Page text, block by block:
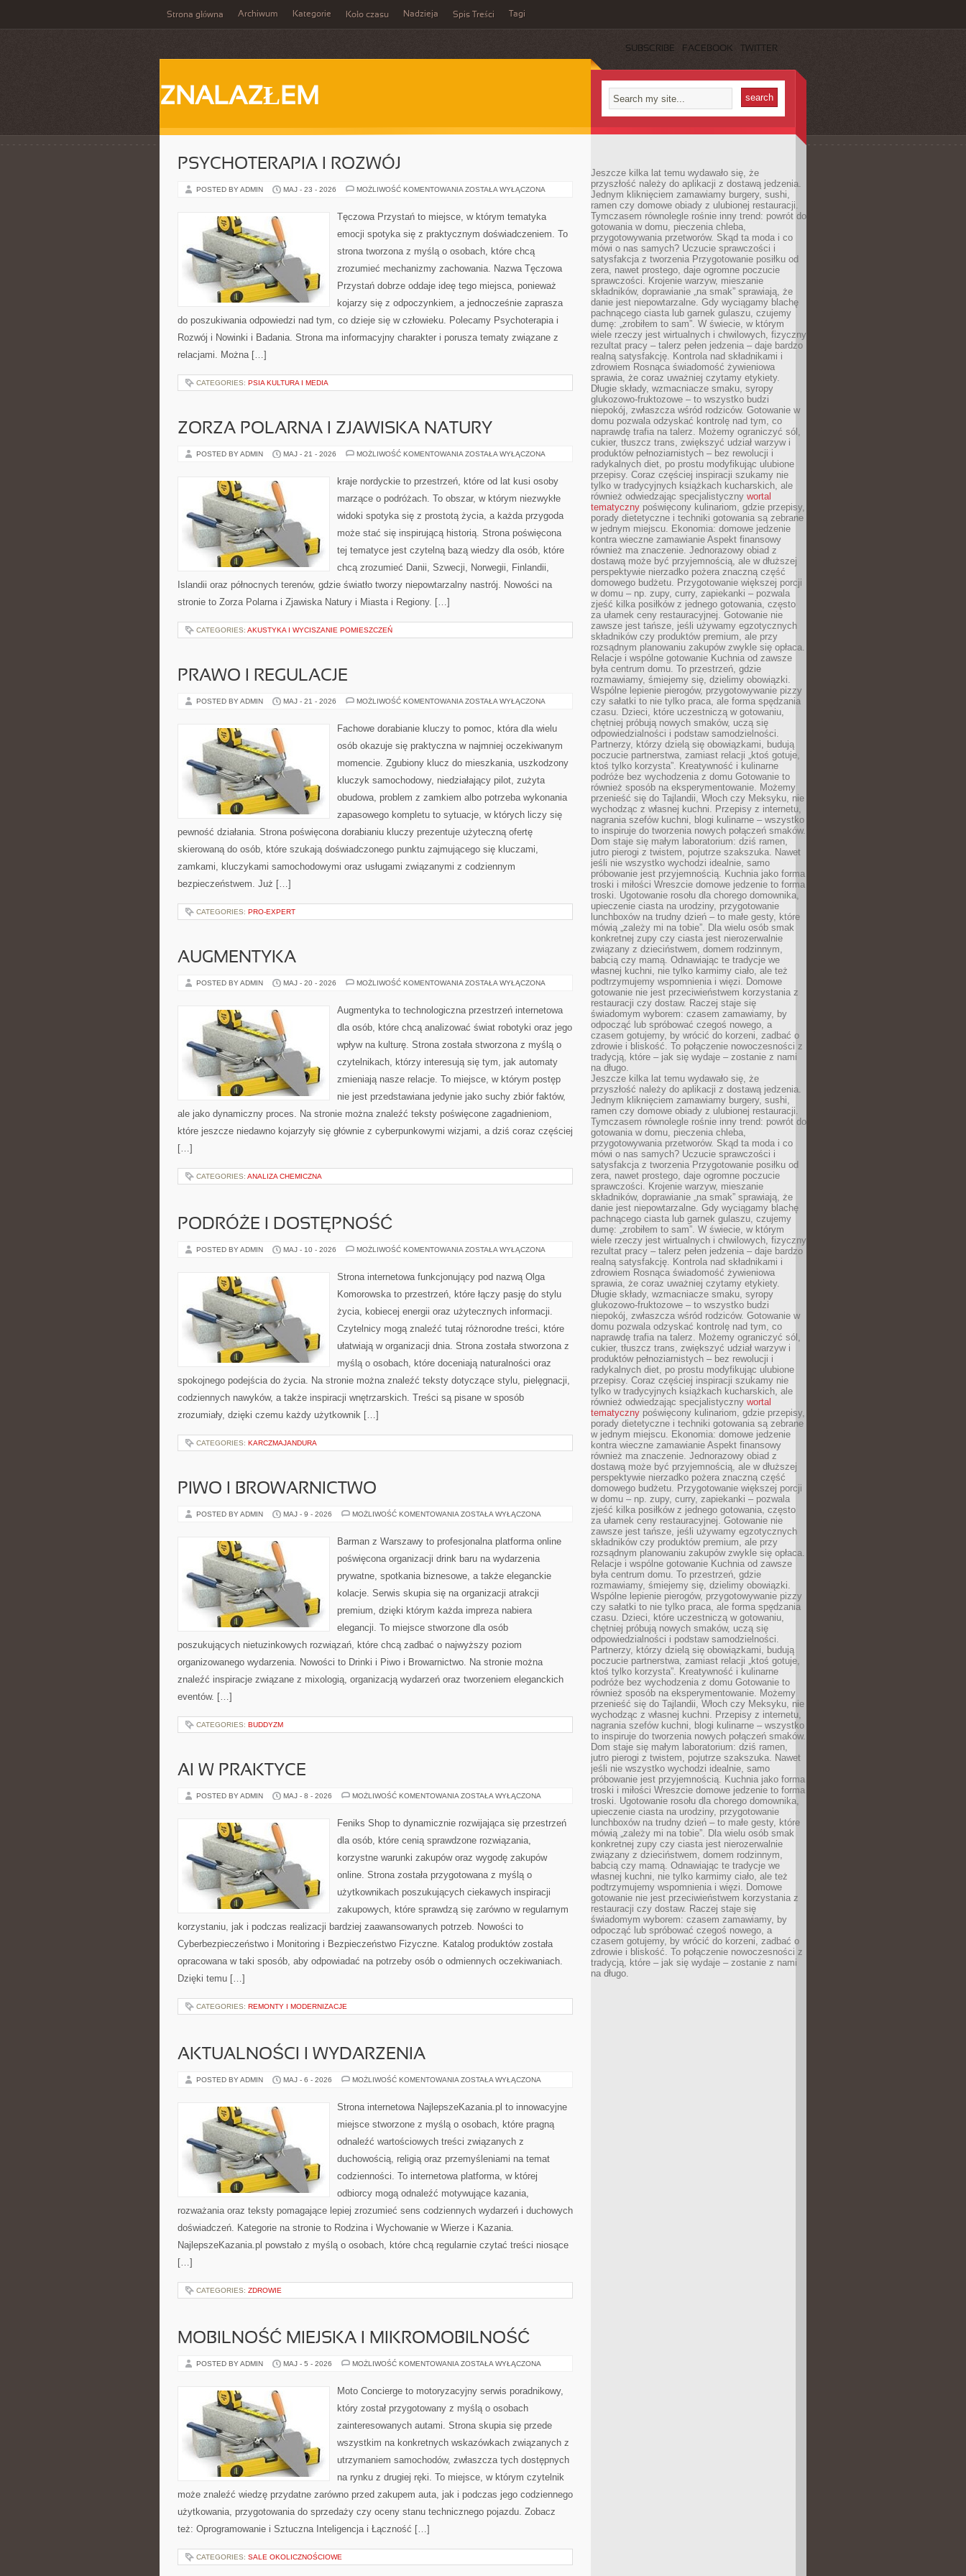
Strona główna Archiwum Kategorie Koło czasu Nadzieja Spis Treści Tagi
SUBSCRIBE FACEBOOK TWITTER
ZNALAZŁEM
PSYCHOTERAPIA I ROZWÓJ
POSTED BY ADMIN MAJ - 23 - 2026 MOŻLIWOŚĆ KOMENTOWANIA PSYCHOTERAPIA
ZOSTAŁA WYŁĄCZONA
Tęczowa Przystań to miejsce, w którym tematyka
emocji spotyka się z praktycznym doświadczeniem. To
strona tworzona z myślą o osobach, które chcą
zrozumieć mechanizmy zachowania. Nazwa Tęczowa
Przystań dobrze oddaje ideę tego miejsca, ponieważ
kojarzy się z odpoczynkiem, a jednocześnie zaprasza
do poszukiwania odpowiedzi nad tym, co dzieje się w człowieku. Polecamy Psychoterapia i
Rozwój i Nowinki i Badania. Strona ma informacyjny charakter i porusza tematy związane z
relacjami. Można […]
CATEGORIES: PSIA KULTURA I MEDIA
ZORZA POLARNA I ZJAWISKA NATURY
POSTED BY ADMIN MAJ - 21 - 2026 MOŻLIWOŚĆ KOMENTOWANIA ZORZA
ZJAWISKA
NATURY
ZOSTAŁA WYŁĄCZONA
kraje nordyckie to przestrzeń, które od lat kusi osoby
marzące o podróżach. To obszar, w którym niezwykłe
widoki spotyka się z prostotą życia, a każda przygoda
może stać się inspirującą historią. Strona poświęcona
tej tematyce jest czytelną bazą wiedzy dla osób, które
chcą zrozumieć Danii, Szwecji, Norwegii, Finlandii,
Islandii oraz północnych terenów, gdzie światło tworzy niepowtarzalny nastrój. Nowości na
stronie to Zorza Polarna i Zjawiska Natury i Miasta i Regiony. […]
CATEGORIES: AKUSTYKA I WYCISZANIE POMIESZCZEŃ
PRAWO I REGULACJE
POSTED BY ADMIN MAJ - 21 - 2026 MOŻLIWOŚĆ KOMENTOWANIA PRAWO
ZOSTAŁA WYŁĄCZONA
Fachowe dorabianie kluczy to pomoc, która dla wielu
osób okazuje się praktyczna w najmniej oczekiwanym
momencie. Zgubiony klucz do mieszkania, uszkodzony
kluczyk samochodowy, niedziałający pilot, zużyta
obudowa, problem z zamkiem albo potrzeba wykonania
zapasowego kompletu to sytuacje, w których liczy się
pewność działania. Strona poświęcona dorabianiu kluczy prezentuje użyteczną ofertę
skierowaną do osób, które szukają doświadczonego punktu zajmującego się kluczami,
zamkami, kluczykami samochodowymi oraz usługami związanymi z codziennym
bezpieczeństwem. Już […]
CATEGORIES: PRO-EXPERT
AUGMENTYKA
POSTED BY ADMIN MAJ - 20 - 2026 MOŻLIWOŚĆ KOMENTOWANIA AUGMENTYKA
ZOSTAŁA WYŁĄCZONA
Augmentyka to technologiczna przestrzeń internetowa
dla osób, które chcą analizować świat robotyki oraz jego
wpływ na kulturę. Strona została stworzona z myślą o
czytelnikach, którzy interesują się tym, jak automaty
zmieniają nasze relacje. To miejsce, w którym postęp
nie jest przedstawiana jedynie jako suchy zbiór faktów,
ale jako dynamiczny proces. Na stronie można znaleźć teksty poświęcone zagadnieniom,
które jeszcze niedawno kojarzyły się głównie z cyberpunkowymi wizjami, a dziś coraz częściej
[…]
CATEGORIES: ANALIZA CHEMICZNA
PODRÓŻE I DOSTĘPNOŚĆ
POSTED BY ADMIN MAJ - 10 - 2026 MOŻLIWOŚĆ KOMENTOWANIA PODRÓŻE
ZOSTAŁA WYŁĄCZONA
Strona internetowa funkcjonujący pod nazwą Olga
Komorowska to przestrzeń, które łączy pasję do stylu
życia, kobiecej energii oraz użytecznych informacji.
Czytelnicy mogą znaleźć tutaj różnorodne treści, które
ułatwiają w organizacji dnia. Strona została stworzona z
myślą o osobach, które doceniają naturalności oraz
spokojnego podejścia do życia. Na stronie można znaleźć teksty dotyczące stylu, pielęgnacji,
codziennych nawyków, a także inspiracji wnętrzarskich. Treści są pisane w sposób
zrozumiały, dzięki czemu każdy użytkownik […]
CATEGORIES: KARCZMAJANDURA
PIWO I BROWARNICTWO
POSTED BY ADMIN MAJ - 9 - 2026 MOŻLIWOŚĆ KOMENTOWANIA PIWO
ZOSTAŁA WYŁĄCZONA
Barman z Warszawy to profesjonalna platforma online
poświęcona organizacji drink baru na wydarzenia
prywatne, spotkania biznesowe, a także eleganckie
kolacje. Serwis skupia się na organizacji atrakcji
premium, dzięki którym każda impreza nabiera
elegancji. To miejsce stworzone dla osób
poszukujących nietuzinkowych rozwiązań, które chcą zadbać o najwyższy poziom
organizowanego wydarzenia. Nowości to Drinki i Piwo i Browarnictwo. Na stronie można
znaleźć inspiracje związane z mixologią, organizacją wydarzeń oraz tworzeniem eleganckich
eventów. […]
CATEGORIES: BUDDYZM
AI W PRAKTYCE
POSTED BY ADMIN MAJ - 8 - 2026 MOŻLIWOŚĆ KOMENTOWANIA AI
ZOSTAŁA WYŁĄCZONA
Feniks Shop to dynamicznie rozwijająca się przestrzeń
dla osób, które cenią sprawdzone rozwiązania,
korzystne warunki zakupów oraz wygodę zakupów
online. Strona została przygotowana z myślą o
użytkownikach poszukujących ciekawych inspiracji
zakupowych, które sprawdzą się zarówno w regularnym
korzystaniu, jak i podczas realizacji bardziej zaawansowanych potrzeb. Nowości to
Cyberbezpieczeństwo i Monitoring i Bezpieczeństwo Fizyczne. Katalog produktów została
opracowana w taki sposób, aby odpowiadać na potrzeby osób o odmiennych oczekiwaniach.
Dzięki temu […]
CATEGORIES: REMONTY I MODERNIZACJE
AKTUALNOŚCI I WYDARZENIA
POSTED BY ADMIN MAJ - 6 - 2026 MOŻLIWOŚĆ KOMENTOWANIA AKTUALNOŚCI
ZOSTAŁA WYŁĄCZONA
Strona internetowa NajlepszeKazania.pl to innowacyjne
miejsce stworzone z myślą o osobach, które pragną
odnaleźć wartościowych treści związanych z
duchowością, religią oraz przemyśleniami na temat
codzienności. To internetowa platforma, w której
odbiorcy mogą odnaleźć motywujące kazania,
rozważania oraz teksty pomagające lepiej zrozumieć sens codziennych wydarzeń i duchowych
doświadczeń. Kategorie na stronie to Rodzina i Wychowanie w Wierze i Kazania.
NajlepszeKazania.pl powstało z myślą o osobach, które chcą regularnie czytać treści niosące
[…]
CATEGORIES: ZDROWIE
MOBILNOŚĆ MIEJSKA I MIKROMOBILNOŚĆ
POSTED BY ADMIN MAJ - 5 - 2026 MOŻLIWOŚĆ KOMENTOWANIA MOBILNOŚĆ
MIKROMOBILNOŚĆ
ZOSTAŁA WYŁĄCZONA
Moto Concierge to motoryzacyjny serwis poradnikowy,
który został przygotowany z myślą o osobach
zainteresowanych autami. Strona skupia się przede
wszystkim na konkretnych wskazówkach związanych z
utrzymaniem samochodów, zwłaszcza tych dostępnych
na rynku z drugiej ręki. To miejsce, w którym czytelnik
może znaleźć wiedzę przydatne zarówno przed zakupem auta, jak i podczas jego codziennego
użytkowania, przygotowania do sprzedaży czy oceny stanu technicznego pojazdu. Zobacz
też: Oprogramowanie i Sztuczna Inteligencja i Łączność […]
CATEGORIES: SALE OKOLICZNOŚCIOWE
Jeszcze kilka lat temu wydawało się, że
przyszłość należy do aplikacji z dostawą jedzenia.
Jednym kliknięciem zamawiamy burgery, sushi,
ramen czy domowe obiady z ulubionej restauracji.
Tymczasem równolegle rośnie inny trend: powrót do
gotowania w domu, pieczenia chleba,
przygotowywania przetworów. Skąd ta moda i co
mówi o nas samych? Uczucie sprawczości i
satysfakcja z tworzenia Przygotowanie posiłku od
zera, nawet prostego, daje ogromne poczucie
sprawczości. Krojenie warzyw, mieszanie
składników, doprawianie „na smak” sprawiają, że
danie jest niepowtarzalne. Gdy wyciągamy blachę
pachnącego ciasta lub garnek gulaszu, czujemy
dumę: „zrobiłem to sam”. W świecie, w którym
wiele rzeczy jest wirtualnych i chwilowych, fizyczny
rezultat pracy – talerz pełen jedzenia – daje bardzo
realną satysfakcję. Kontrola nad składnikami i
zdrowiem Rosnąca świadomość żywieniowa
sprawia, że coraz uważniej czytamy etykiety.
Długie składy, wzmacniacze smaku, syropy
glukozowo-fruktozowe – to wszystko budzi
niepokój, zwłaszcza wśród rodziców. Gotowanie w
domu pozwala odzyskać kontrolę nad tym, co
naprawdę trafia na talerz. Możemy ograniczyć sól,
cukier, tłuszcz trans, zwiększyć udział warzyw i
produktów pełnoziarnistych – bez rewolucji i
radykalnych diet, po prostu modyfikując ulubione
przepisy. Coraz częściej inspiracji szukamy nie
tylko w tradycyjnych książkach kucharskich, ale
również odwiedzając specjalistyczny wortal
tematyczny poświęcony kulinariom, gdzie przepisy,
porady dietetyczne i techniki gotowania są zebrane
w jednym miejscu. Ekonomia: domowe jedzenie
kontra wieczne zamawianie Aspekt finansowy
również ma znaczenie. Jednorazowy obiad z
dostawą może być przyjemnością, ale w dłuższej
perspektywie nierzadko pożera znaczną część
domowego budżetu. Przygotowanie większej porcji
w domu – np. zupy, curry, zapiekanki – pozwala
zjeść kilka posiłków z jednego gotowania, często
za ułamek ceny restauracyjnej. Gotowanie nie
zawsze jest tańsze, jeśli używamy egzotycznych
składników czy produktów premium, ale przy
rozsądnym planowaniu zakupów zwykle się opłaca.
Relacje i wspólne gotowanie Kuchnia od zawsze
była centrum domu. To przestrzeń, gdzie
rozmawiamy, śmiejemy się, dzielimy obowiązki.
Wspólne lepienie pierogów, przygotowywanie pizzy
czy sałatki to nie tylko praca, ale forma spędzania
czasu. Dzieci, które uczestniczą w gotowaniu,
chętniej próbują nowych smaków, uczą się
odpowiedzialności i podstaw samodzielności.
Partnerzy, którzy dzielą się obowiązkami, budują
poczucie partnerstwa, zamiast relacji „ktoś gotuje,
ktoś tylko korzysta”. Kreatywność i kulinarne
podróże bez wychodzenia z domu Gotowanie to
również sposób na eksperymentowanie. Możemy
przenieść się do Tajlandii, Włoch czy Meksyku, nie
wychodząc z własnej kuchni. Przepisy z internetu,
nagrania szefów kuchni, blogi kulinarne – wszystko
to inspiruje do tworzenia nowych połączeń smaków.
Dom staje się małym laboratorium: dziś ramen,
jutro pierogi z twistem, pojutrze szakszuka. Nawet
jeśli nie wszystko wychodzi idealnie, samo
próbowanie jest przyjemnością. Kuchnia jako forma
troski i miłości Wreszcie domowe jedzenie to forma
troski. Ugotowanie rosołu dla chorego domownika,
upieczenie ciasta na urodziny, przygotowanie
lunchboxów na trudny dzień – to małe gesty, które
mówią „zależy mi na tobie”. Dla wielu osób smak
konkretnej zupy czy ciasta jest nierozerwalnie
związany z dzieciństwem, domem rodzinnym,
babcią czy mamą. Odnawiając te tradycje we
własnej kuchni, nie tylko karmimy ciało, ale też
podtrzymujemy wspomnienia i więzi. Domowe
gotowanie nie jest przeciwieństwem korzystania z
restauracji czy dostaw. Raczej staje się
świadomym wyborem: czasem zamawiamy, by
odpocząć lub spróbować czegoś nowego, a
czasem gotujemy, by wrócić do korzeni, zadbać o
zdrowie i bliskość. To połączenie nowoczesności z
tradycją, które – jak się wydaje – zostanie z nami
na długo.
Jeszcze kilka lat temu wydawało się, że
przyszłość należy do aplikacji z dostawą jedzenia.
Jednym kliknięciem zamawiamy burgery, sushi,
ramen czy domowe obiady z ulubionej restauracji.
Tymczasem równolegle rośnie inny trend: powrót do
gotowania w domu, pieczenia chleba,
przygotowywania przetworów. Skąd ta moda i co
mówi o nas samych? Uczucie sprawczości i
satysfakcja z tworzenia Przygotowanie posiłku od
zera, nawet prostego, daje ogromne poczucie
sprawczości. Krojenie warzyw, mieszanie
składników, doprawianie „na smak” sprawiają, że
danie jest niepowtarzalne. Gdy wyciągamy blachę
pachnącego ciasta lub garnek gulaszu, czujemy
dumę: „zrobiłem to sam”. W świecie, w którym
wiele rzeczy jest wirtualnych i chwilowych, fizyczny
rezultat pracy – talerz pełen jedzenia – daje bardzo
realną satysfakcję. Kontrola nad składnikami i
zdrowiem Rosnąca świadomość żywieniowa
sprawia, że coraz uważniej czytamy etykiety.
Długie składy, wzmacniacze smaku, syropy
glukozowo-fruktozowe – to wszystko budzi
niepokój, zwłaszcza wśród rodziców. Gotowanie w
domu pozwala odzyskać kontrolę nad tym, co
naprawdę trafia na talerz. Możemy ograniczyć sól,
cukier, tłuszcz trans, zwiększyć udział warzyw i
produktów pełnoziarnistych – bez rewolucji i
radykalnych diet, po prostu modyfikując ulubione
przepisy. Coraz częściej inspiracji szukamy nie
tylko w tradycyjnych książkach kucharskich, ale
również odwiedzając specjalistyczny wortal
tematyczny poświęcony kulinariom, gdzie przepisy,
porady dietetyczne i techniki gotowania są zebrane
w jednym miejscu. Ekonomia: domowe jedzenie
kontra wieczne zamawianie Aspekt finansowy
również ma znaczenie. Jednorazowy obiad z
dostawą może być przyjemnością, ale w dłuższej
perspektywie nierzadko pożera znaczną część
domowego budżetu. Przygotowanie większej porcji
w domu – np. zupy, curry, zapiekanki – pozwala
zjeść kilka posiłków z jednego gotowania, często
za ułamek ceny restauracyjnej. Gotowanie nie
zawsze jest tańsze, jeśli używamy egzotycznych
składników czy produktów premium, ale przy
rozsądnym planowaniu zakupów zwykle się opłaca.
Relacje i wspólne gotowanie Kuchnia od zawsze
była centrum domu. To przestrzeń, gdzie
rozmawiamy, śmiejemy się, dzielimy obowiązki.
Wspólne lepienie pierogów, przygotowywanie pizzy
czy sałatki to nie tylko praca, ale forma spędzania
czasu. Dzieci, które uczestniczą w gotowaniu,
chętniej próbują nowych smaków, uczą się
odpowiedzialności i podstaw samodzielności.
Partnerzy, którzy dzielą się obowiązkami, budują
poczucie partnerstwa, zamiast relacji „ktoś gotuje,
ktoś tylko korzysta”. Kreatywność i kulinarne
podróże bez wychodzenia z domu Gotowanie to
również sposób na eksperymentowanie. Możemy
przenieść się do Tajlandii, Włoch czy Meksyku, nie
wychodząc z własnej kuchni. Przepisy z internetu,
nagrania szefów kuchni, blogi kulinarne – wszystko
to inspiruje do tworzenia nowych połączeń smaków.
Dom staje się małym laboratorium: dziś ramen,
jutro pierogi z twistem, pojutrze szakszuka. Nawet
jeśli nie wszystko wychodzi idealnie, samo
próbowanie jest przyjemnością. Kuchnia jako forma
troski i miłości Wreszcie domowe jedzenie to forma
troski. Ugotowanie rosołu dla chorego domownika,
upieczenie ciasta na urodziny, przygotowanie
lunchboxów na trudny dzień – to małe gesty, które
mówią „zależy mi na tobie”. Dla wielu osób smak
konkretnej zupy czy ciasta jest nierozerwalnie
związany z dzieciństwem, domem rodzinnym,
babcią czy mamą. Odnawiając te tradycje we
własnej kuchni, nie tylko karmimy ciało, ale też
podtrzymujemy wspomnienia i więzi. Domowe
gotowanie nie jest przeciwieństwem korzystania z
restauracji czy dostaw. Raczej staje się
świadomym wyborem: czasem zamawiamy, by
odpocząć lub spróbować czegoś nowego, a
czasem gotujemy, by wrócić do korzeni, zadbać o
zdrowie i bliskość. To połączenie nowoczesności z
tradycją, które – jak się wydaje – zostanie z nami
na długo.